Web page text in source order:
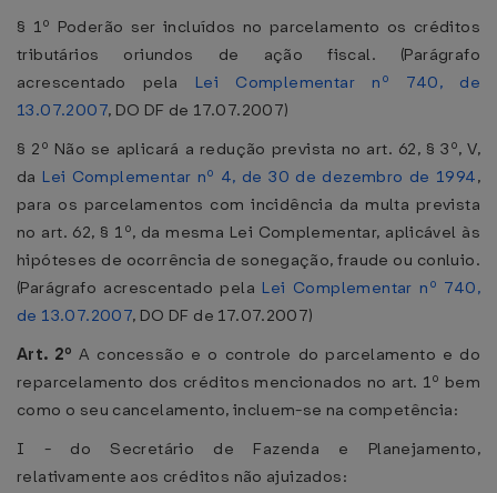
§ 1º Poderão ser incluídos no parcelamento os créditos
tributários oriundos de ação fiscal. (Parágrafo
acrescentado pela Lei Complementar nº 740, de
13.07.2007, DO DF de 17.07.2007)
§ 2º Não se aplicará a redução prevista no art. 62, § 3º, V,
da Lei Complementar nº 4, de 30 de dezembro de 1994,
para os parcelamentos com incidência da multa prevista
no art. 62, § 1º, da mesma Lei Complementar, aplicável às
hipóteses de ocorrência de sonegação, fraude ou conluio.
(Parágrafo acrescentado pela Lei Complementar nº 740,
de 13.07.2007, DO DF de 17.07.2007)
Art. 2º A concessão e o controle do parcelamento e do
reparcelamento dos créditos mencionados no art. 1º bem
como o seu cancelamento, incluem-se na competência:
I - do Secretário de Fazenda e Planejamento,
relativamente aos créditos não ajuizados: